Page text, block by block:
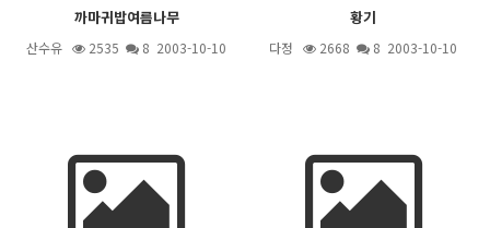
까마귀밥여름나무
산수유 2535 8 2003-10-10
황기
다정 2668 8 2003-10-10